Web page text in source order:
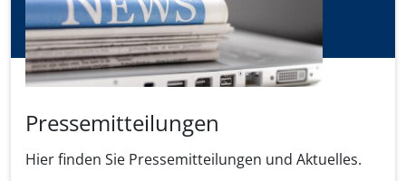
Pressemitteilungen
Hier finden Sie Pressemitteilungen und Aktuelles.